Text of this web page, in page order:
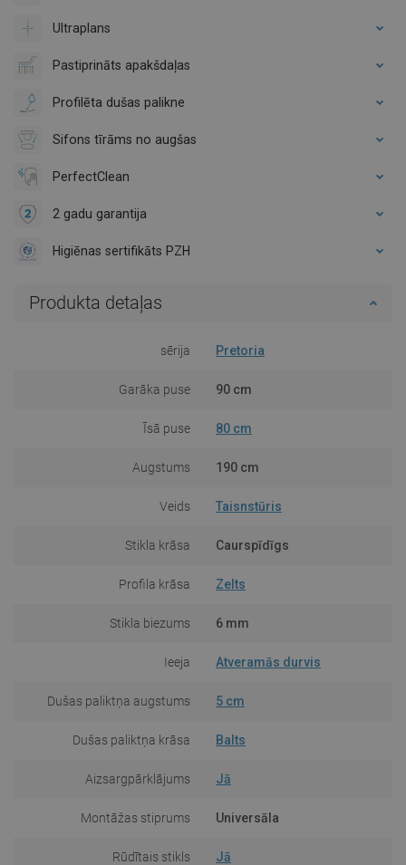
Ultraplans
Pastiprināts apakšdaļas
Profilēta dušas palikne
Sifons tīrāms no augšas
PerfectClean
2 gadu garantija
Higiēnas sertifikāts PZH
Produkta detaļas
sērija Pretoria
Garāka puse 90 cm
Īsā puse 80 cm
Augstums 190 cm
Veids Taisnstūris
Stikla krāsa Caurspīdīgs
Profila krāsa Zelts
Stikla biezums 6 mm
Ieeja Atveramās durvis
Dušas paliktņa augstums 5 cm
Dušas paliktņa krāsa Balts
Aizsargpārklājums Jā
Montāžas stiprums Universāla
Rūdītais stikls Jā